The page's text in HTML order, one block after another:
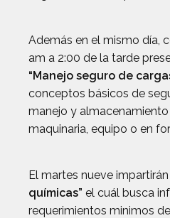
Además en el mismo día,
am a 2:00 de la tarde
“Manejo seguro de
conceptos básicos de
manejo y
maquinaria, equipo o en
El martes nueve
químicas” el cuál busca
requerimientos minimos